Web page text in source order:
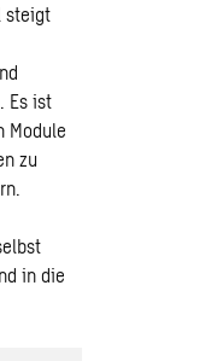
steigt
Es ist
Module
zu
in die